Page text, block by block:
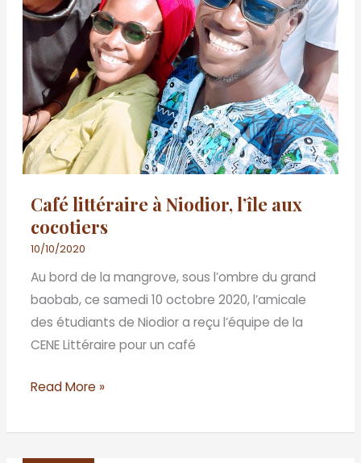
Café littéraire à Niodior, l’île aux
cocotiers
10/10/2020
Au bord de la mangrove, sous l’ombre du grand
baobab, ce samedi 10 octobre 2020, l’amicale
des étudiants de Niodior a reçu l’équipe de la
CENE Littéraire pour un café
Read More »